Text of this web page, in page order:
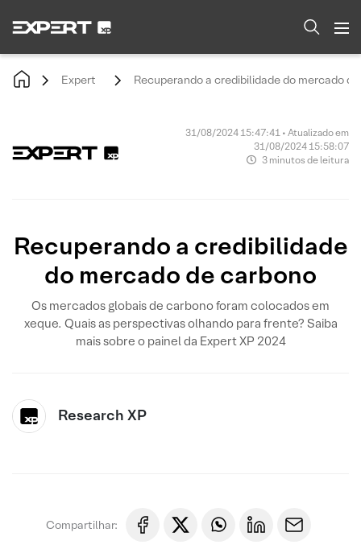
Expert Recuperando a credibilidade do mercado
31/08/2024 15:47:41 • Atualizado em
31/08/2024 15:58:07
3 minutos de leitura
Recuperando a credibilidade
do mercado de carbono
Os mercados globais de carbono foram colocados em
xeque. Quais as perspectivas olhando para frente? Saiba
mais sobre o painel da Expert XP 2024
Research XP
Compartilhar: